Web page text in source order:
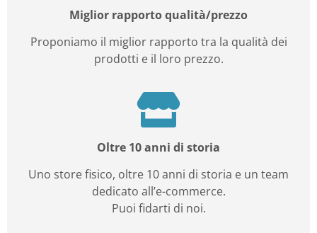
Miglior rapporto qualità/prezzo
Proponiamo il miglior rapporto tra la qualità dei
prodotti e il loro prezzo.
Oltre 10 anni di storia
Uno store fisico, oltre 10 anni di storia e un team
dedicato all’e-commerce.
Puoi fidarti di noi.